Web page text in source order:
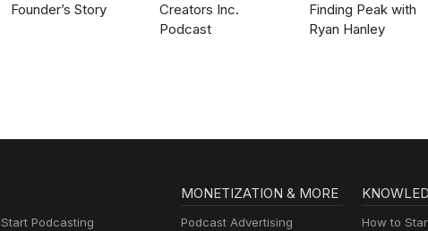
Founder’s Story
Creators Inc.
Podcast
Finding Peak with
Ryan Hanley
Start Podcasting
MONETIZATION & MORE
Podcast Advertising
How to